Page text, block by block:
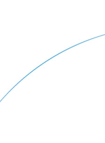
고기를 먹을 수 있다
않는 곳이 없었다
걸었다
있던 작은 상자의 밖으로
해야 하는 이야기